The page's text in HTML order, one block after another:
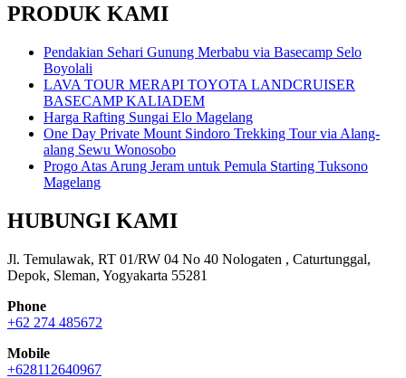
PRODUK KAMI
Pendakian Sehari Gunung Merbabu via Basecamp Selo
Boyolali
LAVA TOUR MERAPI TOYOTA LANDCRUISER
BASECAMP KALIADEM
Harga Rafting Sungai Elo Magelang
One Day Private Mount Sindoro Trekking Tour via Alang-
alang Sewu Wonosobo
Progo Atas Arung Jeram untuk Pemula Starting Tuksono
Magelang
HUBUNGI KAMI
Jl. Temulawak, RT 01/RW 04 No 40 Nologaten , Caturtunggal,
Depok, Sleman, Yogyakarta 55281
Phone
+62 274 485672
Mobile
+628112640967